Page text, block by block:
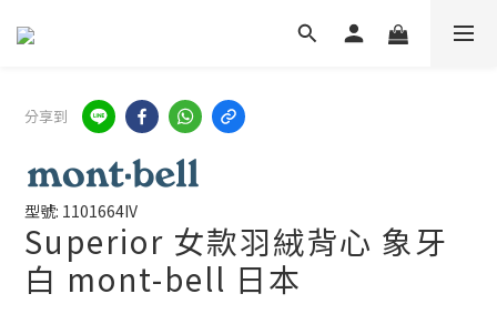
分享到
型號: 1101664IV
Superior 女款羽絨背心 象牙
白 mont-bell 日本